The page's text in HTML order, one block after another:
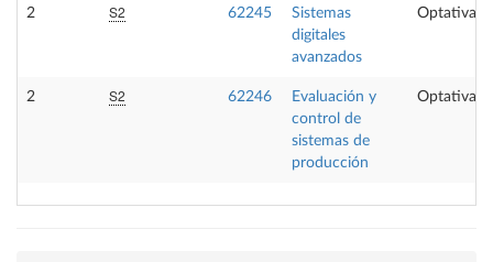
2 S2 62245
Sistemas
digitales
avanzados
Optativa
2 S2 62246
Evaluación y
control de
sistemas de
producción
Optativa